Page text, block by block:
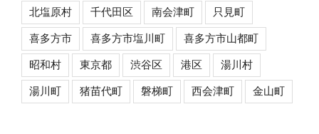
北塩原村 千代田区 南会津町 只見町
喜多方市 喜多方市塩川町 喜多方市山都町
昭和村 東京都 渋谷区 港区 湯川村
湯川町 猪苗代町 磐梯町 西会津町 金山町